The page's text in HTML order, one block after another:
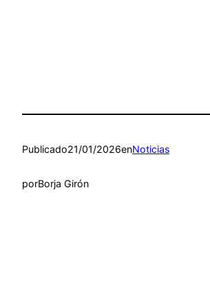
Publicado21/01/2026enNoticias
porBorja Girón